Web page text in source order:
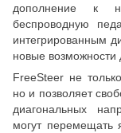
дополнение к
беспроводную
интегрированным
новые возможности
FreeSteer не
но и позволяет
диагональных
могут перемещать